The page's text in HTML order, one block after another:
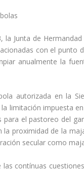
la Junta de
con el punto
anualmente la
autorizada en la
limitación impuesta
para el pastoreo del
la proximidad de la
secular como
las contí­nuas